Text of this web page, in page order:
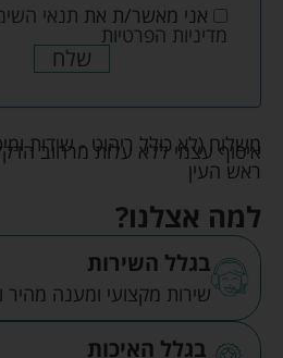
אני מאשר/ת את תנאי
מדיניות הפרטיות
שלח
משלוח (לא כולל ריהוט - שידות
ראש העין
למה אצלנו?
בגלל השירות
שירות מקצועי ומענה מהיר
בגלל האיכות